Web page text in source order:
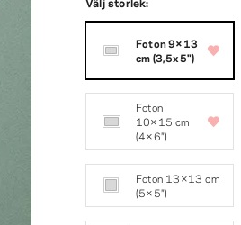
Foton 9×13
cm (3,5x5")
Foton
10×15 cm
(4×6″)
Foton 13×13 cm
(5×5″)